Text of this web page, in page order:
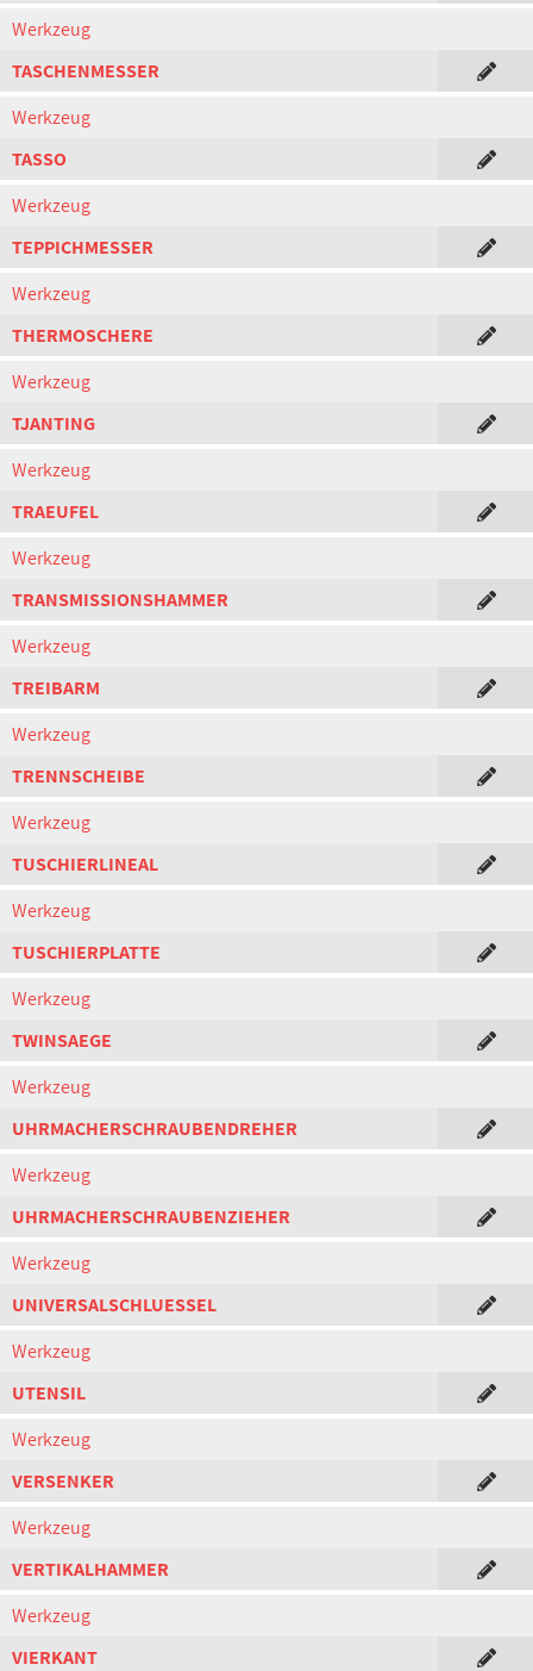
Werkzeug
TASCHENMESSER
Werkzeug
TASSO
Werkzeug
TEPPICHMESSER
Werkzeug
THERMOSCHERE
Werkzeug
TJANTING
Werkzeug
TRAEUFEL
Werkzeug
TRANSMISSIONSHAMMER
Werkzeug
TREIBARM
Werkzeug
TRENNSCHEIBE
Werkzeug
TUSCHIERLINEAL
Werkzeug
TUSCHIERPLATTE
Werkzeug
TWINSAEGE
Werkzeug
UHRMACHERSCHRAUBENDREHER
Werkzeug
UHRMACHERSCHRAUBENZIEHER
Werkzeug
UNIVERSALSCHLUESSEL
Werkzeug
UTENSIL
Werkzeug
VERSENKER
Werkzeug
VERTIKALHAMMER
Werkzeug
VIERKANT